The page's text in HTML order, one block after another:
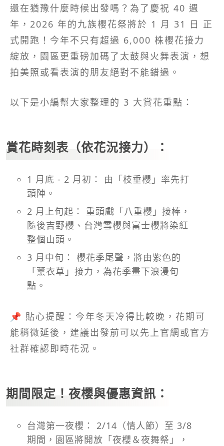
還在猶豫什麼時候出發嗎？為了慶祝 40 週
年，2026 年的九族櫻花祭將於 1 月 31 日 正
式開跑！今年不只有超過 6,000 株櫻花接力
綻放，園區更重磅加碼了太鼓與火舞表演，想
拍美照或看表演的朋友絕對不能錯過。
以下是小編幫大家整理的 3 大賞花重點：
賞花時刻表（依花況接力）：
1 月底 - 2 月初： 由「枝垂櫻」率先打
頭陣。
2 月上旬起： 重頭戲「八重櫻」接棒，
隨後吉野櫻、台灣雪櫻與富士櫻將染紅
整個山頭。
3 月中旬： 櫻花季尾聲，將由紫色的
「薰衣草」接力，為花季畫下浪漫句
點。
📌 貼心提醒：今年冬天冷得比較晚，花期可
能稍微延後，建議出發前可以先上官網或官方
社群確認即時花況。
期間限定！夜櫻與優惠資訊：
台灣第一夜櫻： 2/14（情人節）至 3/8
期間，園區將開放「夜櫻＆夜舞祭」，